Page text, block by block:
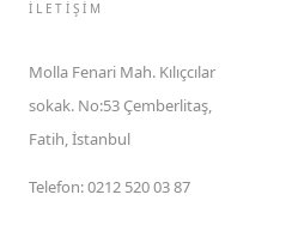
İLETIŞIM
Molla Fenari Mah. Kılıçcılar
sokak. No:53 Çemberlitaş,
Fatih, İstanbul
Telefon:0212 520 03 87